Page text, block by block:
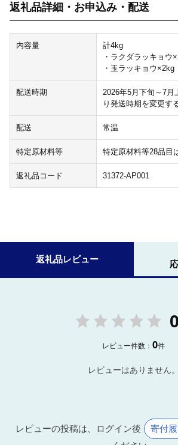
返礼品詳細・お申込み・配送
内容量
計4kg
・ラクダラッキョウ
・玉ラッキョウ×2kg
配送時期
2026年5月下旬～7
り発送時期を変更す
配送 常温
特定原材料等 特定原材料等28品目
返礼品コード 31372-AP001
返礼品レビュー
レビュー件数：0件
レビューはありません。
レビューの投稿は、ログイン後 寄付